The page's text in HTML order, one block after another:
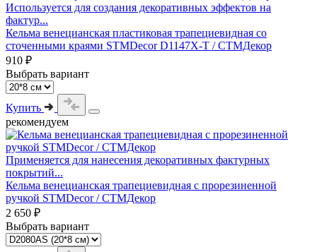
Используется для создания декоративных эффектов на
фактур...
Кельма венецианская пластиковая трапециевидная со
сточенными краями STMDecor D1147X-T / СТМДекор
910 ₽
Выбрать вариант
Купить
рекомендуем
Применяется для нанесения декоративных фактурных
покрытий...
Кельма венецианская трапециевидная с прорезиненной
ручкой STMDecor / СТМДекор
2 650 ₽
Выбрать вариант